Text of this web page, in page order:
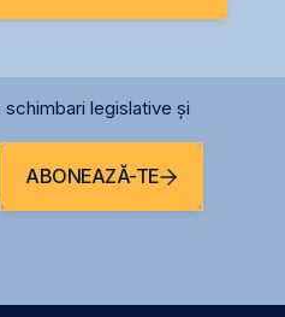
legislative și
ABONEAZĂ-TE